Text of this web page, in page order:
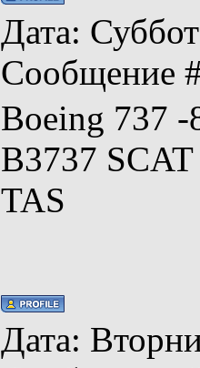
Дата:
Сообщение
Boeing 737 -
B3737
TAS
Дата: